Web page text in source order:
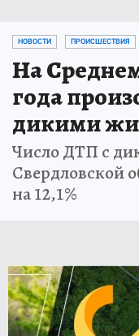
НОВОСТИ ПРОИСШЕСТВИЯ
На
года
дикими
Число ДТП с
Свердловской
на 12,1%